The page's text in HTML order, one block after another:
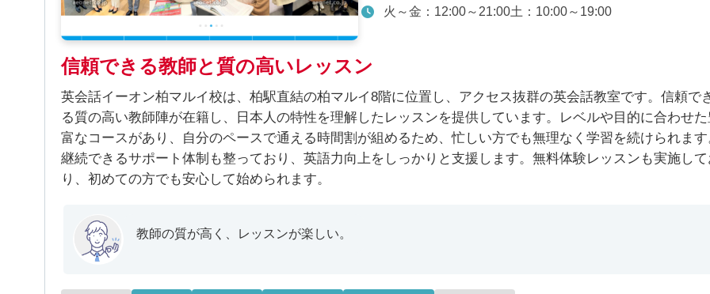
火～金：12:00～21:00土：10:00～19:00
信頼できる教師と質の高いレッスン
英会話イーオン柏マルイ校は、柏駅直結の柏マルイ8階に位置し、アクセス抜群の英会話教室です。信頼で
る質の高い教師陣が在籍し、日本人の特性を理解したレッスンを提供しています。レベルや目的に合わせた
富なコースがあり、自分のペースで通える時間割が組めるため、忙しい方でも無理なく学習を続けられます
継続できるサポート体制も整っており、英語力向上をしっかりと支援します。無料体験レッスンも実施して
り、初めての方でも安心して始められます。
教師の質が高く、レッスンが楽しい。